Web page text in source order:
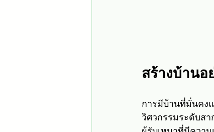
สร้างบ้านอ
การมีบ้านที่มั่นคง
วิศวกรรมระดับส